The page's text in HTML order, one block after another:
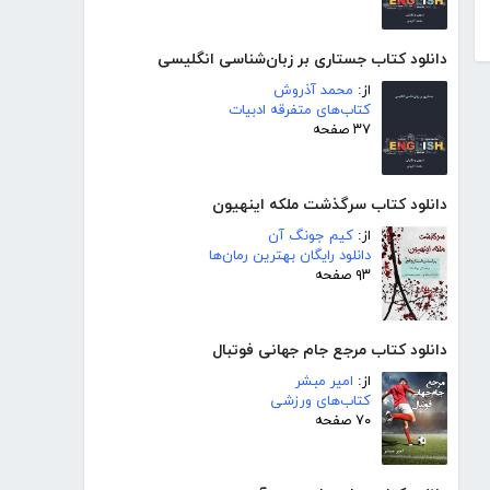
دانلود کتاب جستاری بر زبان‌شناسی انگلیسی
از: محمد آذروش
کتاب‌های متفرقه ادبیات
۳۷ صفحه
دانلود کتاب سرگذشت ملکه اینهیون
از: کیم جونگ آن
دانلود رایگان بهترین رمان‌ها
۹۳ صفحه
دانلود کتاب مرجع جام جهانی فوتبال
از: امیر مبشر
کتاب‌های ورزشی
۷۰ صفحه